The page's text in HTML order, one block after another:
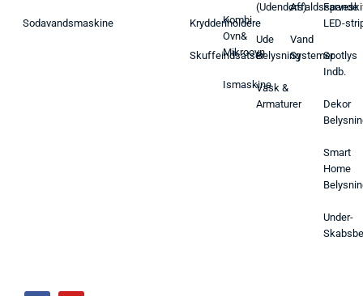
Sodavandsmaskine Krydderiholdere
Skuffeindsatser
Kombi
Ovn&
Mikroovn
Ismaskine
(Udendørs)
Ude
Belysning
Vask &
Armaturer
Affaldsspande
Vand
Systemer
LED-
Spotlys
Indb.
Dekor
Smart
Home
Under-